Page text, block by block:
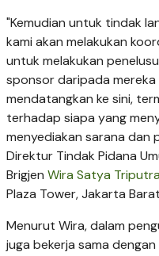
"Kemudian untuk tindak
kami akan melakukan
untuk melakukan
sponsor daripada
mendatangkan ke sini,
terhadap siapa yang
menyediakan sarana dan
Direktur Tindak Pidana
Brigjen Wira Satya Triputra
Plaza Tower, Jakarta
Menurut Wira, dalam
juga bekerja sama